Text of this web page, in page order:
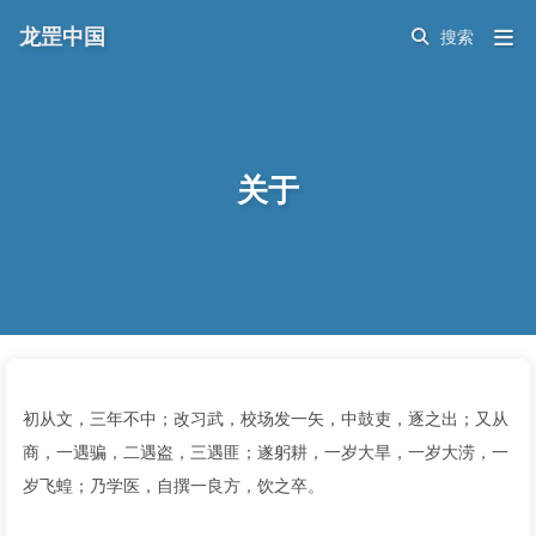
关于
龙罡中国
初从文，三年不中；改习武，校场发一矢，中鼓吏，逐之出；又从
商，一遇骗，二遇盗，三遇匪；遂躬耕，一岁大旱，一岁大涝，一
岁飞蝗；乃学医，自撰一良方，饮之卒。